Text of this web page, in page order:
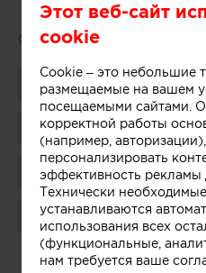
Сайт: archpoint.ru
Добавить в
Администратор: Показать
Этот веб-сайт
cookie
Cookie – это небольшие
размещаемые на вашем
посещаемыми сайтами.
корректной работы
(например,
персонализировать
эффективность рекламы
Технически
устанавливаются
использования всех
(функциональные,
нам требуется ваше